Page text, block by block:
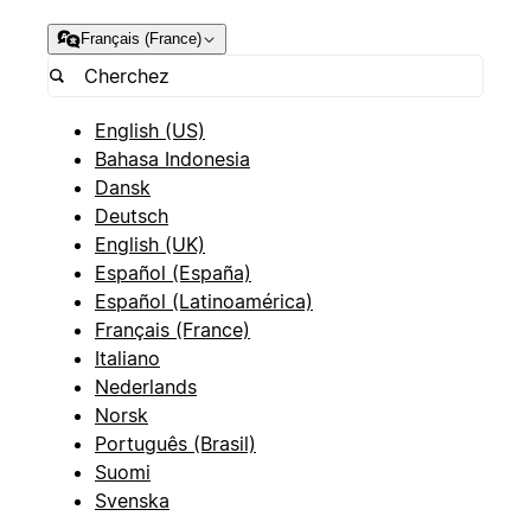
Français (France)
English (US)
Bahasa Indonesia
Dansk
Deutsch
English (UK)
Español (España)
Español (Latinoamérica)
Français (France)
Italiano
Nederlands
Norsk
Português (Brasil)
Suomi
Svenska